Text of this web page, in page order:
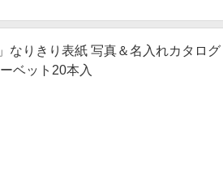
なりきり表紙 写真＆名入れカタロ
ベット20本入